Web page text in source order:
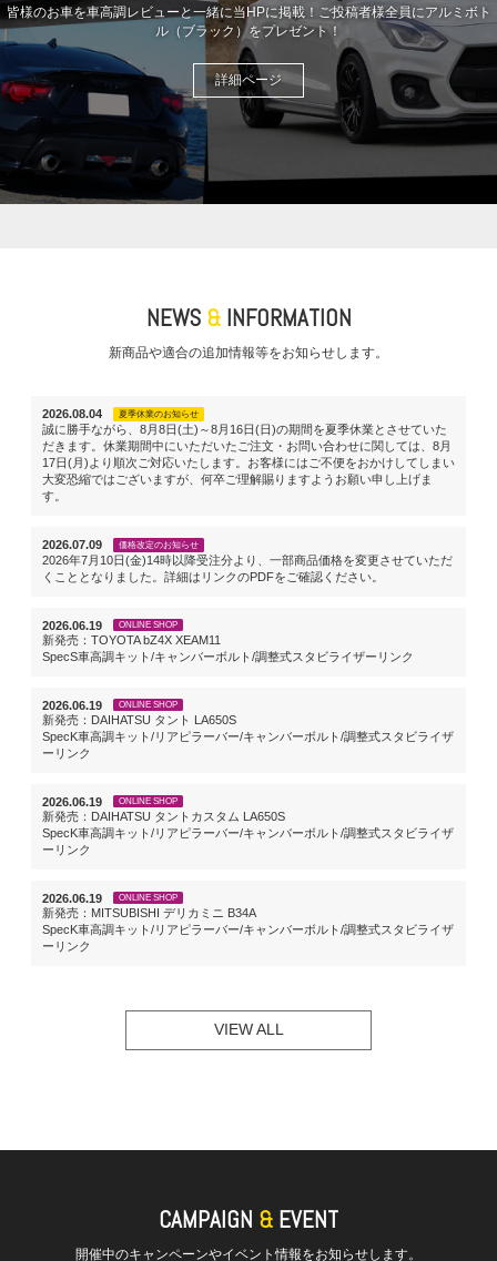
皆様のお車を車高調レビューと一緒に当HPに掲載！ご投稿者様全員にアルミボト
ル（ブラック）をプレゼント！
詳細ページ
NEWS &INFORMATION
新商品や適合の追加情報等をお知らせします。
2026.08.04 夏季休業のお知らせ
誠に勝手ながら、8月8日(土)～8月16日(日)の期間を夏季休業とさせていた
だきます。休業期間中にいただいたご注文・お問い合わせに関しては、8月
17日(月)より順次ご対応いたします。お客様にはご不便をおかけしてしまい
大変恐縮ではございますが、何卒ご理解賜りますようお願い申し上げま
す。
2026.07.09 価格改定のお知らせ
2026年7月10日(金)14時以降受注分より、一部商品価格を変更させていただ
くこととなりました。詳細はリンクのPDFをご確認ください。
2026.06.19 ONLINE SHOP
新発売：TOYOTA bZ4X XEAM11
SpecS車高調キット/キャンバーボルト/調整式スタビライザーリンク
2026.06.19 ONLINE SHOP
新発売：DAIHATSU タント LA650S
SpecK車高調キット/リアピラーバー/キャンバーボルト/調整式スタビライザ
ーリンク
2026.06.19 ONLINE SHOP
新発売：DAIHATSU タントカスタム LA650S
SpecK車高調キット/リアピラーバー/キャンバーボルト/調整式スタビライザ
ーリンク
2026.06.19 ONLINE SHOP
新発売：MITSUBISHI デリカミニ B34A
SpecK車高調キット/リアピラーバー/キャンバーボルト/調整式スタビライザ
ーリンク
VIEW ALL
CAMPAIGN & EVENT
開催中のキャンペーンやイベント情報をお知らせします。